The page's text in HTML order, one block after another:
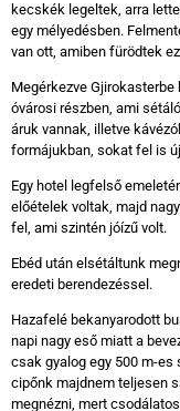
kecskék legeltek, arra
egy mélyedésben.
van ott, amiben fürödtek
Megérkezve
óvárosi részben, ami
áruk vannak, illetve
formájukban, sokat fel is
Egy hotel legfelső
előételek voltak, majd
fel, ami szintén jóízű volt.
Ebéd után elsétáltunk
eredeti berendezéssel.
Hazafelé bekanyarodott
napi nagy eső miatt a
csak gyalog egy 500 m-es
cipőnk majdnem teljesen
megnézni, mert